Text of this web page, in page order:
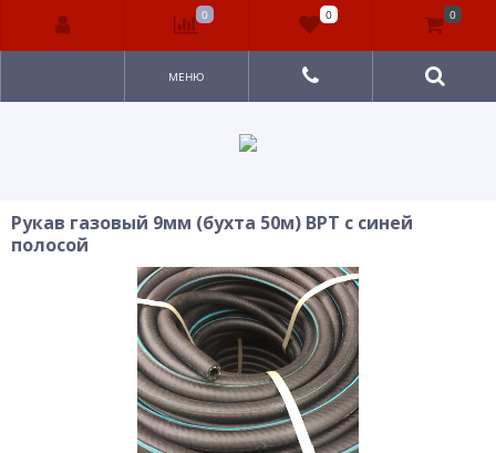
МЕНЮ
Рукав газовый 9мм (бухта 50м) ВРТ с синей
полосой
0 0 0